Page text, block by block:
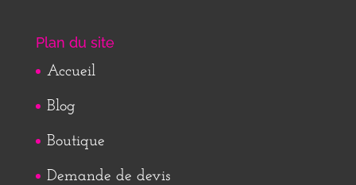
Plan du site
Accueil
Blog
Boutique
Demande de devis